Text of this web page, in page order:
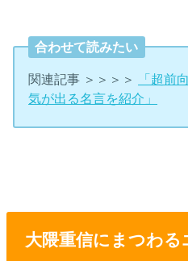
合わせて読みたい
関連記事 ＞＞＞＞
「超前
気が出る名言を紹介」
大隈重信にまつわる